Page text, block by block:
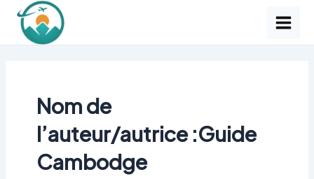
Aller
contenu
Main
Nom de
l’auteur/autrice :Guide
Cambodge
Pagination
d’article